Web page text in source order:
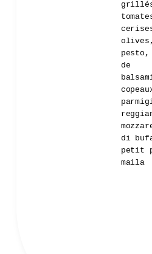
olives,
de
di
petit
maila